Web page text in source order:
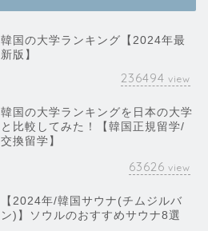
韓国の大学ランキング【2024年最
新版】
236494 view
韓国の大学ランキングを日本の大学
と比較してみた！【韓国正規留学/
交換留学】
63626 view
【2024年/韓国サウナ(チムジルバ
ン)】ソウルのおすすめサウナ8選